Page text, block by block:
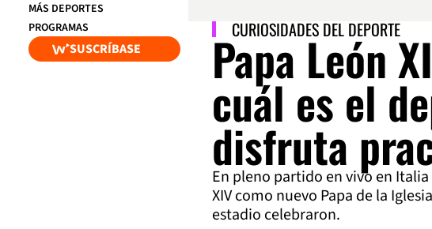
MÁS DEPORTES
PROGRAMAS
SUSCRÍBASE
CURIOSIDADES DEL DEPORTE
Papa León
cuál es el
disfruta
En pleno partido en vivo en
XIV como nuevo Papa de la
estadio celebraron.